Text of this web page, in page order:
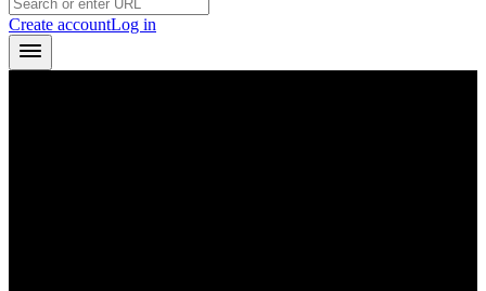
Create accountLog in